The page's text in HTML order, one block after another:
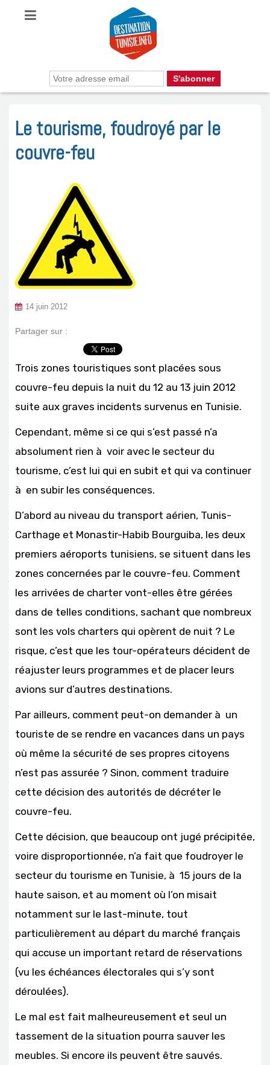
Le tourisme, foudroyé par le
couvre-feu
14 juin 2012
Partager sur :
Trois zones touristiques sont placées sous
couvre-feu depuis la nuit du 12 au 13 juin 2012
suite aux graves incidents survenus en Tunisie.
Cependant, même si ce qui s’est passé n’a
absolument rien à voir avec le secteur du
tourisme, c’est lui qui en subit et qui va continuer
à en subir les conséquences.
D’abord au niveau du transport aérien, Tunis-
Carthage et Monastir-Habib Bourguiba, les deux
premiers aéroports tunisiens, se situent dans les
zones concernées par le couvre-feu. Comment
les arrivées de charter vont-elles être gérées
dans de telles conditions, sachant que nombreux
sont les vols charters qui opèrent de nuit ? Le
risque, c’est que les tour-opérateurs décident de
réajuster leurs programmes et de placer leurs
avions sur d’autres destinations.
Par ailleurs, comment peut-on demander à un
touriste de se rendre en vacances dans un pays
où même la sécurité de ses propres citoyens
n’est pas assurée ? Sinon, comment traduire
cette décision des autorités de décréter le
couvre-feu.
Cette décision, que beaucoup ont jugé précipitée,
voire disproportionnée, n’a fait que foudroyer le
secteur du tourisme en Tunisie, à 15 jours de la
haute saison, et au moment où l’on misait
notamment sur le last-minute, tout
particulièrement au départ du marché français
qui accuse un important retard de réservations
(vu les échéances électorales qui s’y sont
déroulées).
Le mal est fait malheureusement et seul un
tassement de la situation pourra sauver les
meubles. Si encore ils peuvent être sauvés.